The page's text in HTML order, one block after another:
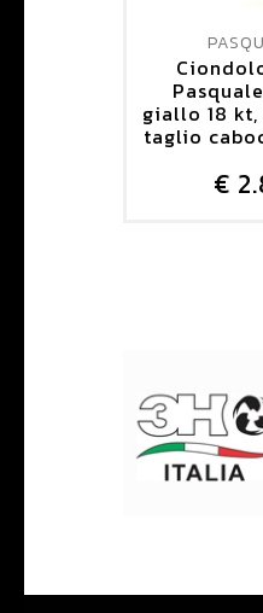
giallo 18
taglio
€